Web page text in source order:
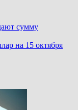
сумму
на 15 октября